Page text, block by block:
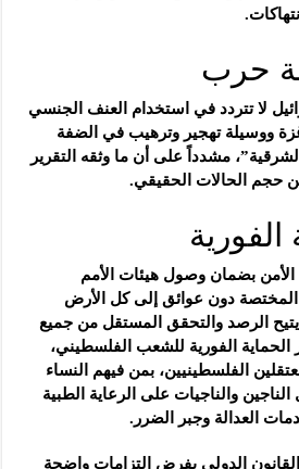
حرب
لا تتردد في استخدام العنف الجنسي
ووسيلة تهجير وترهيب في الضفة
مشدداً على أن ما وثقه التقرير
حجم الحالات الحقيقي.
الفورية
بضمان وصول هيئات الأمم
المختصة دون عوائق إلى كل الأرض
يتيح الرصد والتحقق المستقل من جميع
الحماية الفورية للشعب الفلسطيني،
الفلسطينيين، بمن فيهم النساء
والناجيات على الرعاية الطبية
العدالة وجبر الضرر.
الدولي يفرض التزامات واضحة